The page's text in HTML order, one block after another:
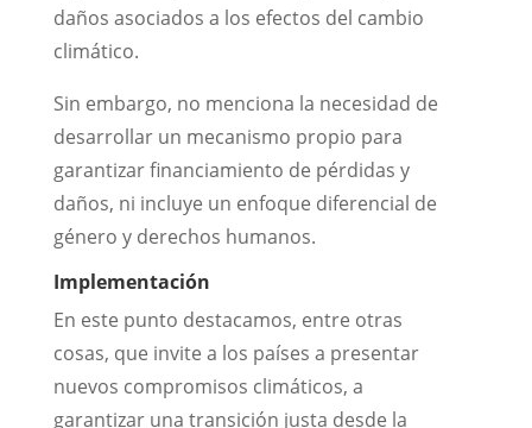
daños asociados a los efectos del cambio
climático.
Sin embargo, no menciona la necesidad de
desarrollar un mecanismo propio para
garantizar financiamiento de pérdidas y
daños, ni incluye un enfoque diferencial de
género y derechos humanos.
Implementación
En este punto destacamos, entre otras
cosas, que invite a los países a presentar
nuevos compromisos climáticos, a
garantizar una transición justa desde la